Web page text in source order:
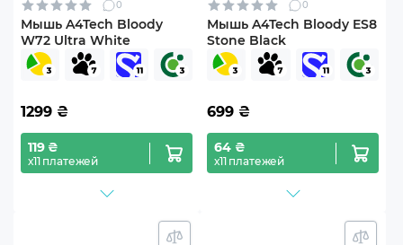
0
Мышь A4Tech Bloody
W72 Ultra White
1299 ₴
119 ₴
х11 платежей
0
Мышь A4Tech Bloody ES8
Stone Black
699 ₴
64 ₴
х11 платежей